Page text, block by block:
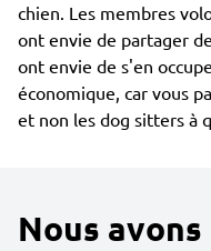
chien. Les membres
ont envie de partager
ont envie de s'en
économique, car vous
et non les dog sitters à
Nous